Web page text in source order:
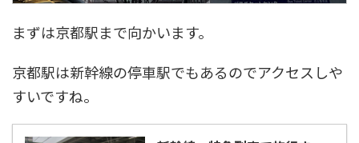
まずは京都駅まで向かいます。
京都駅は新幹線の停車駅でもあるのでアクセスしや
すいですね。